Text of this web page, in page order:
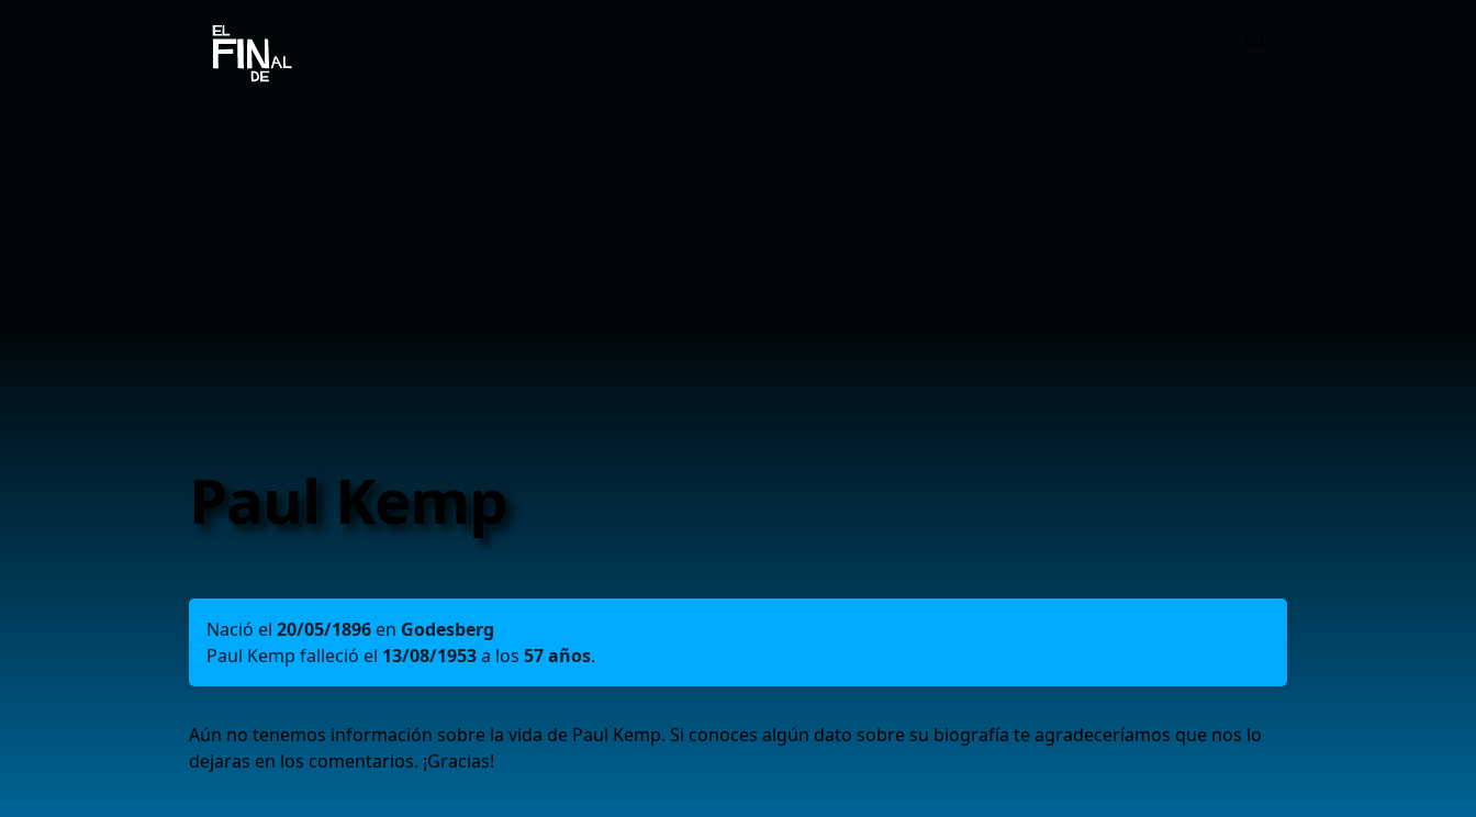
Paul Kemp
Nació el 20/05/1896 en Godesberg
Paul Kemp falleció el 13/08/1953a los 57 años.
Aún no tenemos información sobre la vida de Paul Kemp. Si conoces algún dato sobre su biografía te agradeceríamos que nos lo
dejaras en los comentarios. ¡Gracias!